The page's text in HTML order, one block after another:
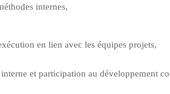
internes,
en lien avec les équipes projets,
et participation au développement